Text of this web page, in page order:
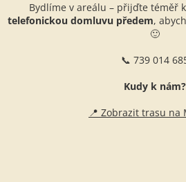
Bydlíme v areálu – přijďte téměř
telefonickou domluvu předem,
🙂
📞 739 014
Kudy k nám?
📍 Zobrazit trasu na